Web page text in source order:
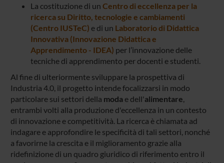
La costituzione di un Centro di eccellenza per la
ricerca su Diritto, tecnologie e cambiamenti
(Centro IUSTeC) e di un Laboratorio di Didattica
Innovativa (Innovazione Didattica e
Apprendimento - IDEA) per l’innovazione delle
tecniche di apprendimento per docenti e studenti.
Al fine di ulteriormente sviluppare la prospettiva di
Industria 4.0, il progetto intende focalizzarsi in modo
particolare sui settori della modae dell'alimentare,
entrambi volti alla produzione d'eccellenza in un contesto
di innovazione e competitività. La ricerca è chiamata ad
indagare e approfondire le specificità di tali settori, nonché
a favorirne la crescita e il miglioramento grazie alla
ridefinizione di un quadro giuridico di riferimento entro il